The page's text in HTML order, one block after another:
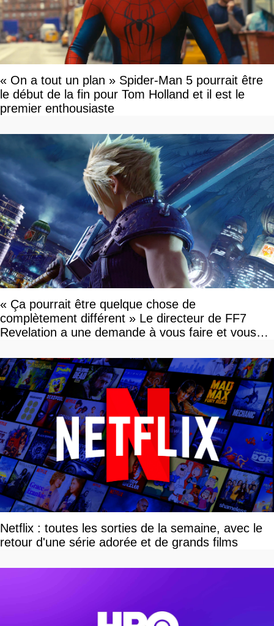
« On a tout un plan » Spider-Man 5 pourrait être
le début de la fin pour Tom Holland et il est le
premier enthousiaste
« Ça pourrait être quelque chose de
complètement différent » Le directeur de FF7
Revelation a une demande à vous faire et vous
Netflix : toutes les sorties de la semaine, avec le
retour d'une série adorée et de grands films